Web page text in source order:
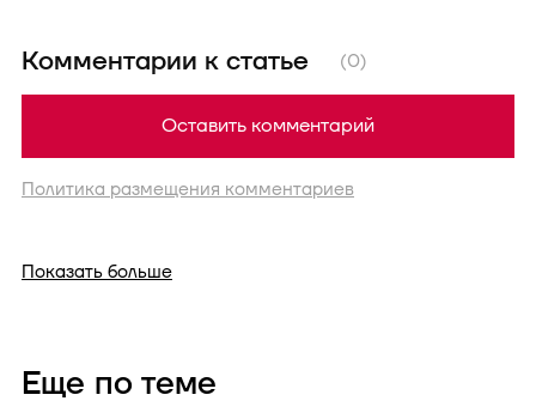
Комментарии к статье (0)
Политика размещения комментариев
Оставить комментарий
Показать больше
Еще по теме